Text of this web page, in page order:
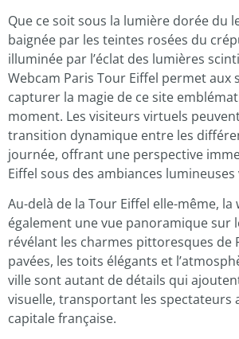
Que ce soit sous la lumière dorée du
baignée par les teintes rosées du
illuminée par l’éclat des lumières
Webcam Paris Tour Eiffel permet aux
capturer la magie de ce site
moment. Les visiteurs virtuels
transition dynamique entre les
journée, offrant une perspective
Eiffel sous des ambiances lumineuses
Au-delà de la Tour Eiffel elle-même,
également une vue panoramique sur
révélant les charmes pittoresques de
pavées, les toits élégants et
ville sont autant de détails qui
visuelle, transportant les spectateurs
capitale française.